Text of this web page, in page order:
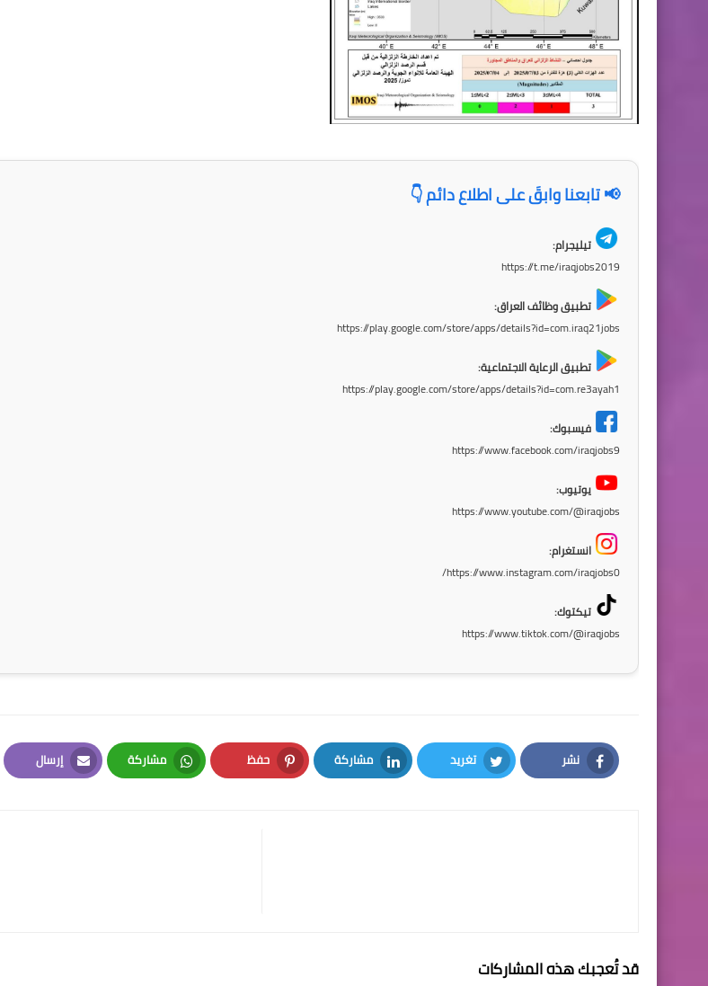
📢 تابعنا وابقَ على اطلاع دائم 👇
تيليجرام:
https://t.me/iraqjobs2019
تطبيق وظائف العراق:
https://play.google.com/store/apps/details?id=com.iraq21jobs
تطبيق الرعاية الاجتماعية:
https://play.google.com/store/apps/details?id=com.re3ayah1
فيسبوك:
https://www.facebook.com/iraqjobs9
يوتيوب:
https://www.youtube.com/@iraqjobs
انستغرام:
https://www.instagram.com/iraqjobs0/
تيكتوك:
https://www.tiktok.com/@iraqjobs
نشر
Facebook
تغريد
Twitter
مشاركة
LinkedIn
حفظ
Pinterest
مشاركة
Whatsapp
إرسال
Email
قد تُعجبك هذه المشاركات